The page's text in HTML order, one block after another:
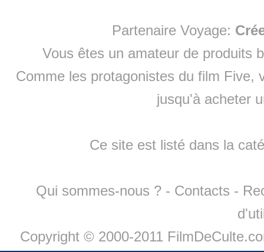
Partenaire Voyage:
Vous êtes un amateur de produits
Comme les protagonistes du film Five,
jusqu'à acheter
Ce site est listé dans la
Qui sommes-nous ? - Contacts -
Copyright © 2000-2011